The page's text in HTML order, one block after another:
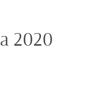
2020